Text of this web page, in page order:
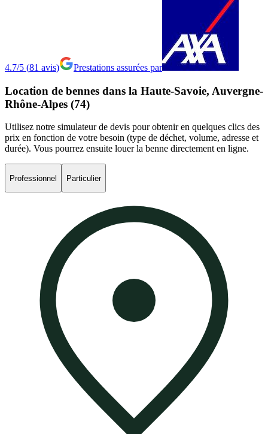
4.7/5 (81 avis) Prestations assurées par
Location de bennes dans la Haute-Savoie, Auvergne-
Rhône-Alpes (74)
Utilisez notre simulateur de devis pour obtenir en quelques clics des
prix en fonction de votre besoin (type de déchet, volume, adresse et
durée). Vous pourrez ensuite louer la benne directement en ligne.
Professionnel Particulier